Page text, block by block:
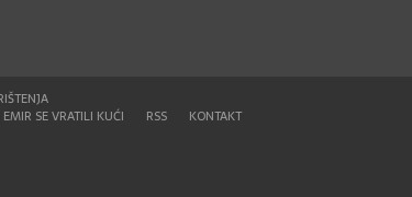
SE VRATILI KUĆI
RSS KONTAKT